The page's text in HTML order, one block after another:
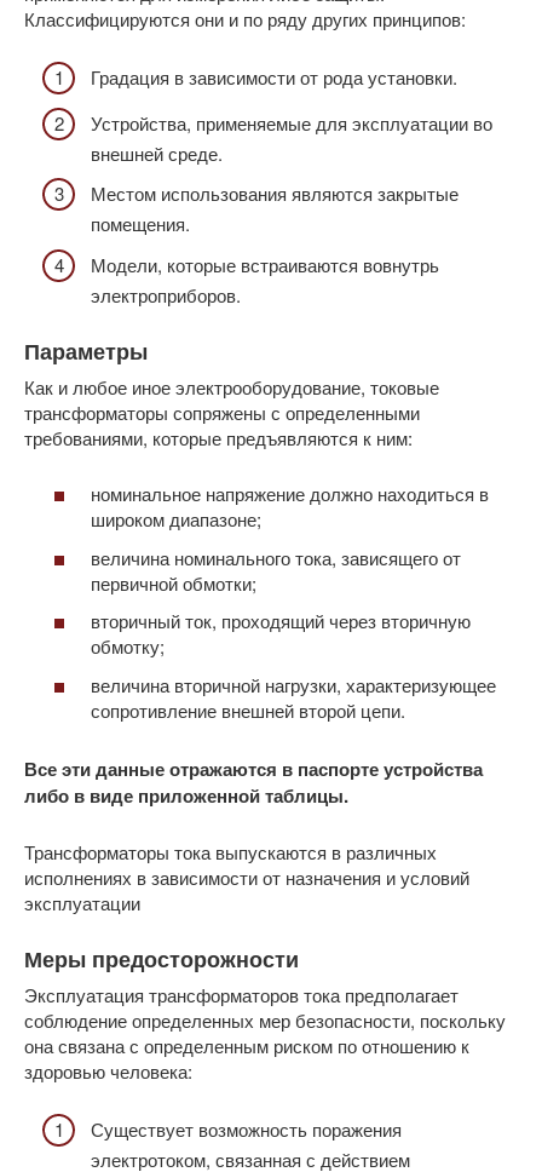
Классифицируются они и по ряду других принципов:
Градация в зависимости от рода установки.
Устройства, применяемые для эксплуатации во
внешней среде.
Местом использования являются закрытые
помещения.
Модели, которые встраиваются вовнутрь
электроприборов.
Параметры
Как и любое иное электрооборудование, токовые
трансформаторы сопряжены с определенными
требованиями, которые предъявляются к ним:
номинальное напряжение должно находиться в
широком диапазоне;
величина номинального тока, зависящего от
первичной обмотки;
вторичный ток, проходящий через вторичную
обмотку;
величина вторичной нагрузки, характеризующее
сопротивление внешней второй цепи.
Все эти данные отражаются в паспорте устройства
либо в виде приложенной таблицы.
Трансформаторы тока выпускаются в различных
исполнениях в зависимости от назначения и условий
эксплуатации
Меры предосторожности
Эксплуатация трансформаторов тока предполагает
соблюдение определенных мер безопасности, поскольку
она связана с определенным риском по отношению к
здоровью человека:
Существует возможность поражения
электротоком, связанная с действием